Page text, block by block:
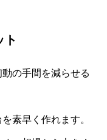
ト
の手間を減らせる
素早く作れます。